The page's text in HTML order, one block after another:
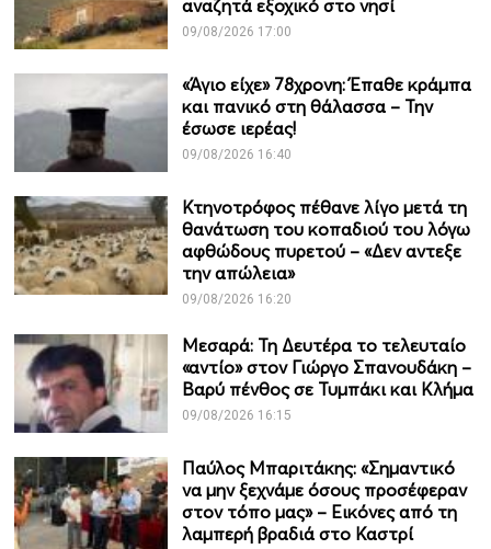
αναζητά εξοχικό στο νησί
09/08/2026 17:00
«Άγιο είχε» 78χρονη: Έπαθε κράμπα
και πανικό στη θάλασσα – Την
έσωσε ιερέας!
09/08/2026 16:40
Κτηνοτρόφος πέθανε λίγο μετά τη
θανάτωση του κοπαδιού του λόγω
αφθώδους πυρετού – «Δεν αντεξε
την απώλεια»
09/08/2026 16:20
Μεσαρά: Τη Δευτέρα το τελευταίο
«αντίο» στον Γιώργο Σπανουδάκη –
Βαρύ πένθος σε Τυμπάκι και Κλήμα
09/08/2026 16:15
Παύλος Μπαριτάκης: «Σημαντικό
να μην ξεχνάμε όσους προσέφεραν
στον τόπο μας» – Εικόνες από τη
λαμπερή βραδιά στο Καστρί